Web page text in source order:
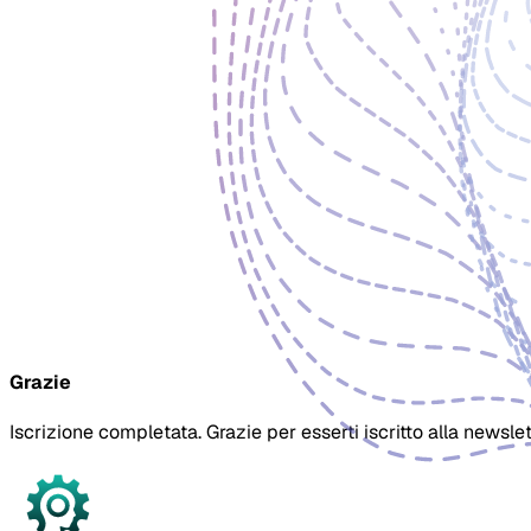
Grazie
Iscrizione completata. Grazie per esserti iscritto alla